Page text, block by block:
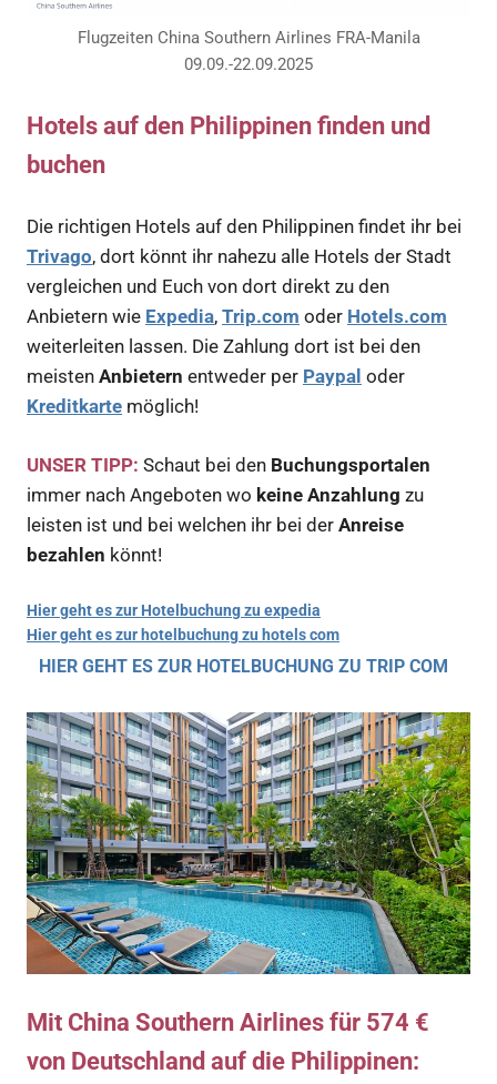
Flugzeiten China Southern Airlines FRA-Manila
09.09.-22.09.2025
Hotels auf den Philippinen finden und
buchen
Die richtigen Hotels auf den Philippinen findet ihr bei
Trivago, dort könnt ihr nahezu alle Hotels der Stadt
vergleichen und Euch von dort direkt zu den
Anbietern wie Expedia, Trip.com oder Hotels.com
weiterleiten lassen. Die Zahlung dort ist bei den
meisten Anbietern entweder per Paypal oder
Kreditkarte möglich!
UNSER TIPP: Schaut bei den Buchungsportalen
immer nach Angeboten wo keine Anzahlung zu
leisten ist und bei welchen ihr bei der Anreise
bezahlen könnt!
Hier geht es zur Hotelbuchung zu expedia
Hier geht es zur hotelbuchung zu hotels com
HIER GEHT ES ZUR HOTELBUCHUNG ZU TRIP COM
Mit China Southern Airlines für 574 €
von Deutschland auf die Philippinen: